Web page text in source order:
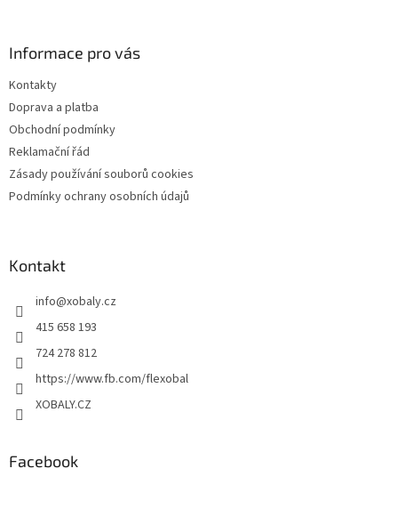
Informace pro vás
Kontakty
Doprava a platba
Obchodní podmínky
Reklamační řád
Zásady používání souborů cookies
Podmínky ochrany osobních údajů
Kontakt
info@xobaly.cz
415 658 193
724 278 812
https://www.fb.com/flexobal
XOBALY.CZ
Facebook